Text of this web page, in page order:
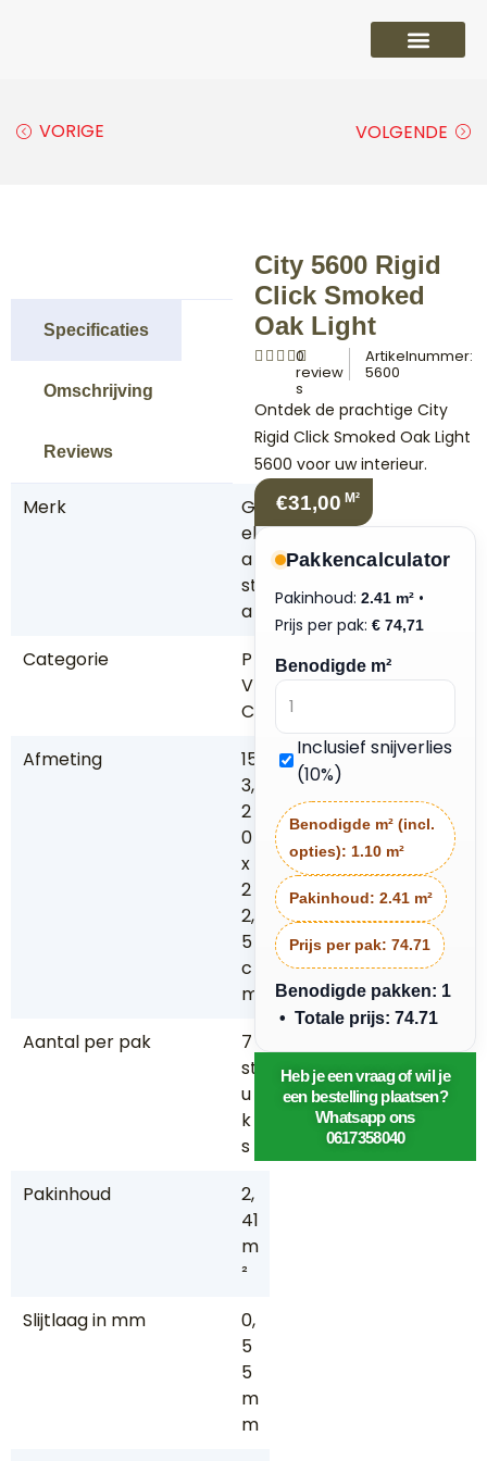
VORIGE VOLGENDE
Specificaties
Omschrijving
Reviews
Merk
G
el
a
st
a
Categorie
P
V
C
Afmeting
15
3,
2
0
x
2
2,
5
c
m
Aantal per pak
7
st
u
k
s
Pakinhoud
2,
41
m
²
Slijtlaag in mm
0,
5
5
m
m
City 5600 Rigid
Click Smoked
Oak Light
0
review
s
Artikelnummer:
5600
Ontdek de prachtige City
Rigid Click Smoked Oak Light
5600 voor uw interieur.
€31,00 M²
Pakkencalculator
Pakinhoud: 2.41 m² •
Prijs per pak: € 74,71
Benodigde m²
Inclusief snijverlies
(10%)
Benodigde m² (incl.
opties): 1.10 m²
Pakinhoud: 2.41 m²
Prijs per pak: 74.71
Benodigde pakken: 1
• Totale prijs: 74.71
Heb je een vraag of wil je
een bestelling plaatsen?
Whatsapp ons
0617358040